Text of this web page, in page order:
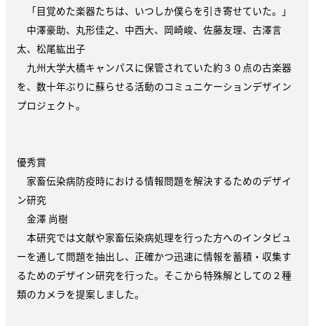
「目覚めた楽器たちは、いつしか僕らを引き寄せていた。」
中澤豪助、丸形佳之、中西大、岡崎峻、佐藤友理、古澤言
太、松尾紘出子
九州大学大橋キャンパスに保管されていた約３０点の古楽器
を、数十年ぶりに蘇らせる活動のコミュニケーションデザイン
プロジェクト。
優秀賞
家畜伝染病防疫時における情報問題を解決するためのデザイ
ン研究
金澤 尚樹
本研究では文献や家畜伝染病処理を行った方へのインタビュ
ーを通して問題を抽出し、正確かつ迅速に情報を蓄積・収集す
るためのデザイン研究を行った。そこから特殊解としての２種
類のカメラを提案しました。